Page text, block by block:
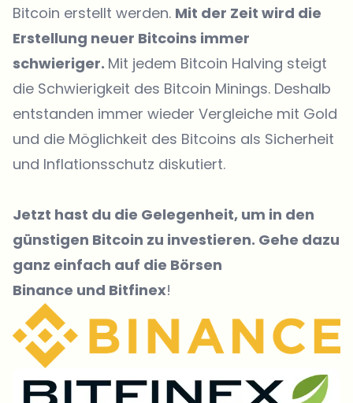
Bitcoin erstellt werden. Mit der Zeit wird die
Erstellung neuer Bitcoins immer
schwieriger. Mit jedem Bitcoin Halving steigt
die Schwierigkeit des Bitcoin Minings. Deshalb
entstanden immer wieder Vergleiche mit Gold
und die Möglichkeit des Bitcoins als Sicherheit
und Inflationsschutz diskutiert.
Jetzt hast du die Gelegenheit, um in den
günstigen Bitcoin zu investieren. Gehe dazu
ganz einfach auf die Börsen
Binance und Bitfinex!